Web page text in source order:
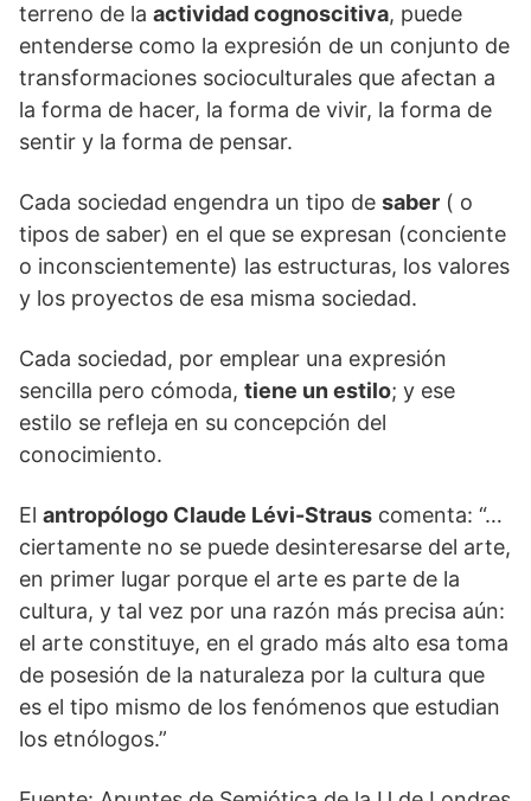
terreno de la actividad cognoscitiva, puede
entenderse como la expresión de un conjunto de
transformaciones socioculturales que afectan a
la forma de hacer, la forma de vivir, la forma de
sentir y la forma de pensar.
Cada sociedad engendra un tipo de saber ( o
tipos de saber) en el que se expresan (conciente
o inconscientemente) las estructuras, los valores
y los proyectos de esa misma sociedad.
Cada sociedad, por emplear una expresión
sencilla pero cómoda, tiene un estilo; y ese
estilo se refleja en su concepción del
conocimiento.
El antropólogo Claude Lévi-Straus comenta: “…
ciertamente no se puede desinteresarse del arte,
en primer lugar porque el arte es parte de la
cultura, y tal vez por una razón más precisa aún:
el arte constituye, en el grado más alto esa toma
de posesión de la naturaleza por la cultura que
es el tipo mismo de los fenómenos que estudian
los etnólogos.”